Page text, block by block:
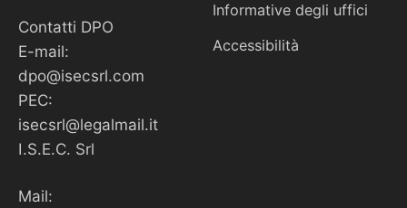
Contatti DPO
E-mail:
dpo@isecsrl.com
PEC:
isecsrl@legalmail.it
I.S.E.C. Srl
Mail:
Informative degli uffici
Accessibilità